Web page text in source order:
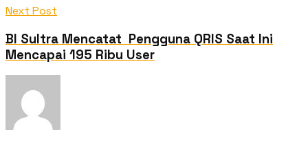
Next Post
BI Sultra Mencatat Pengguna QRIS Saat Ini
Mencapai 195 Ribu User